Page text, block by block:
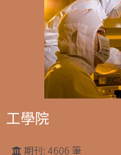
工學院
期刊: 4606 筆